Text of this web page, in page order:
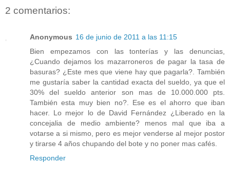
2 comentarios:
Anonymous 16 de junio de 2011 a las 11:15
Bien empezamos con las tonterías y las denuncias,
¿Cuando dejamos los mazarroneros de pagar la tasa de
basuras? ¿Este mes que viene hay que pagarla?. También
me gustaría saber la cantidad exacta del sueldo, ya que el
30% del sueldo anterior son mas de 10.000.000 pts.
También esta muy bien no?. Ese es el ahorro que iban
hacer. Lo mejor lo de David Fernández ¿Liberado en la
concejalia de medio ambiente? menos mal que iba a
votarse a si mismo, pero es mejor venderse al mejor postor
y tirarse 4 años chupando del bote y no poner mas cafés.
Responder